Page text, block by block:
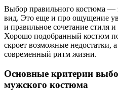
Выбор правильного костюма —
вид. Это еще и про ощущение
и правильное сочетание стиля
Хорошо подобранный костюм
скроет возможные недостатки,
современный ритм жизни.
Основные критерии
мужского костюма